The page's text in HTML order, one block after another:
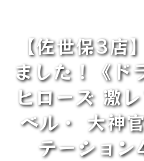
【佐世保3
ました！《ド
ヒローズ 激
ベル・ 大神
テーショ